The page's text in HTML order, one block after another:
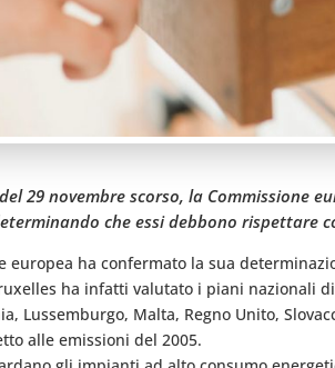
29 novembre scorso, la Commissione
che essi debbono rispettare
europea ha confermato la sua
ha infatti valutato i piani nazionali
Lussemburgo, Malta, Regno Unito,
alle emissioni del 2005.